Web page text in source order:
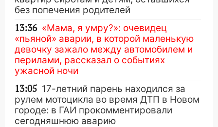
без попечения родителей
13:36 «Мама, я умру?»: очевидец
«пьяной» аварии, в которой маленькую
девочку зажало между автомобилем и
перилами, рассказал о событиях
ужасной ночи
13:05 17-летний парень находился за
рулем мотоцикла во время ДТП в Новом
городе: в ГАИ прокомментировали
сегодняшнюю аварию